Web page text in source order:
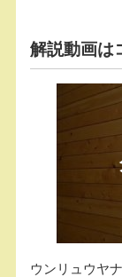
解説動画は
ウンリュウヤ